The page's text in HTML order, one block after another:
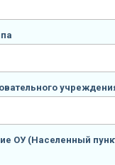
ОУ (Населенный